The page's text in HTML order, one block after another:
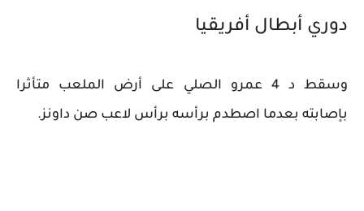
دوري أبطال أفريقيا
وسقط د 4 عمرو الصلي على أرض الملعب متأثرا
بإصابته بعدما اصطدم برأسه برأس لاعب صن داونز.